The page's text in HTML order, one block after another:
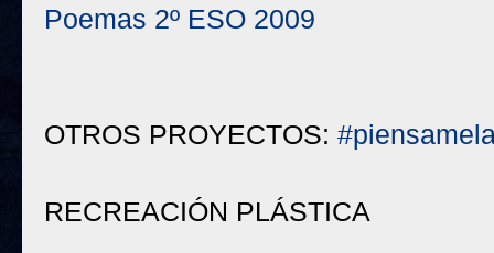
Poemas 2º ESO 2009
OTROS PROYECTOS:
RECREACIÓN PLÁSTICA